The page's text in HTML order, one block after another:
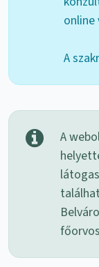
online
A
A